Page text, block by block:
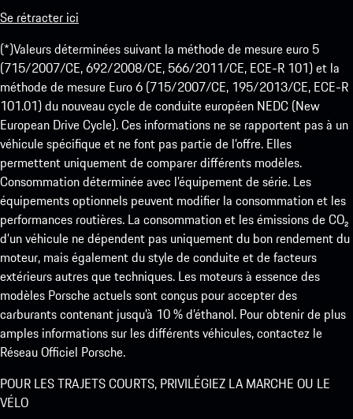
Se rétracter ici
(*)Valeurs déterminées suivant la méthode de mesure euro 5
(715/2007/CE, 692/2008/CE, 566/2011/CE, ECE-R 101) et la
méthode de mesure Euro 6 (715/2007/CE, 195/2013/CE, ECE-R
101.01) du nouveau cycle de conduite européen NEDC (New
European Drive Cycle). Ces informations ne se rapportent pas à un
véhicule spécifique et ne font pas partie de l’offre. Elles
permettent uniquement de comparer différents modèles.
Consommation déterminée avec l’équipement de série. Les
équipements optionnels peuvent modifier la consommation et les
performances routières. La consommation et les émissions de CO₂
d’un véhicule ne dépendent pas uniquement du bon rendement du
moteur, mais également du style de conduite et de facteurs
extérieurs autres que techniques. Les moteurs à essence des
modèles Porsche actuels sont conçus pour accepter des
carburants contenant jusqu’à 10 % d’éthanol. Pour obtenir de plus
amples informations sur les différents véhicules, contactez le
Réseau Officiel Porsche.
POUR LES TRAJETS COURTS, PRIVILÉGIEZ LA MARCHE OU LE
VÉLO